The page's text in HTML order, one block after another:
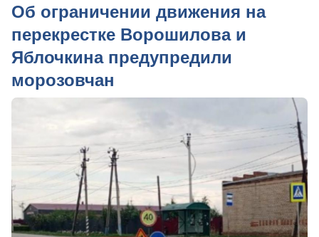
Об ограничении движения на
перекрестке Ворошилова и
Яблочкина предупредили
морозовчан